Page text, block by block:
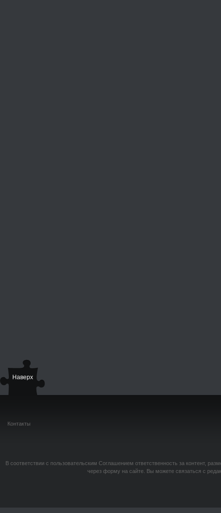
Наверх
Контакты
В соответствии с пользовательским Соглашением ответственность за контент,
через форму на сайте. Вы можете связаться с